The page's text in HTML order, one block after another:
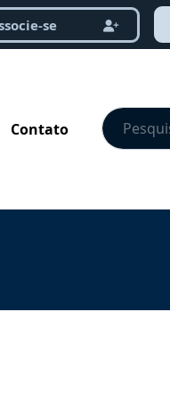
se
Contato
Ir para o